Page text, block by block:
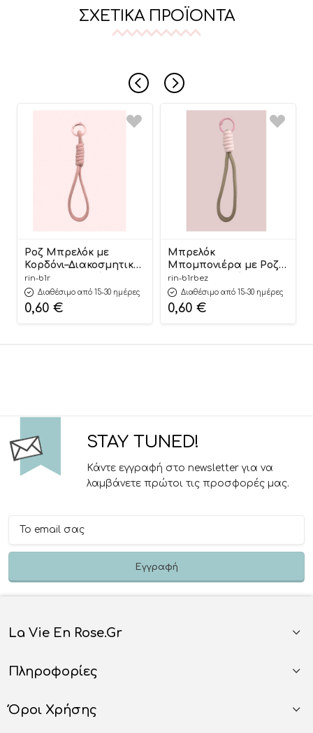
ΣΧΕΤΙΚΆ ΠΡΟΪΌΝΤΑ
Ροζ Μπρελόκ με
Κορδόνι–Διακοσμητικό
για Μπομπονιέρες
Γάμου, Βάπτισης 15cm
| ΜΠ1Ρ Riniotis
rin-b1r
Διαθέσιμο από 15-30 ημέρες
0,60 €
Μπρελόκ
Μπομπονιέρα με Ροζ
& Μπεζ Κορδόνι
Μπομπονιέρα Γάμου
Βάπτισης 15cm |
ΜΠ1ΡΜΠΕΖ Riniotis
rin-b1rbez
Διαθέσιμο από 15-30 ημέρες
0,60 €
STAY TUNED!
Κάντε εγγραφή στο newsletter για να
λαμβάνετε πρώτοι τις προσφορές μας.
La Vie En Rose.gr
Πληροφορίες
Όροι Χρήσης